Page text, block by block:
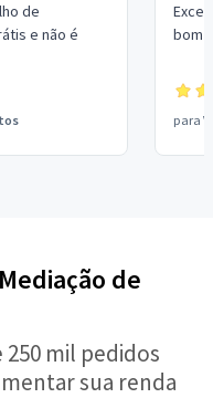
de
e não é
bom
para
de
250 mil pedidos
sua renda